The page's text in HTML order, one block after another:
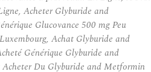
Acheter Glyburide and
Glucovance 500 mg Peu
Achat Glyburide and
Générique Glyburide and
Du Glyburide and Metformin